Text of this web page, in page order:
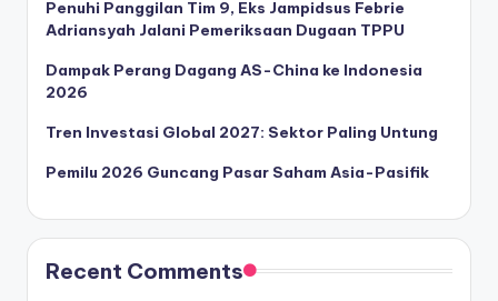
Penuhi Panggilan Tim 9, Eks Jampidsus Febrie
Adriansyah Jalani Pemeriksaan Dugaan TPPU
Dampak Perang Dagang AS-China ke Indonesia
2026
Tren Investasi Global 2027: Sektor Paling Untung
Pemilu 2026 Guncang Pasar Saham Asia-Pasifik
Recent Comments